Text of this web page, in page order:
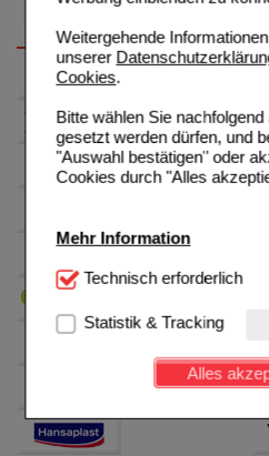
Weitergehende
unserer
Cookies.
Bitte wählen Sie
gesetzt werden dürfen, und
"Auswahl bestätigen" oder
Cookies durch "Alles
Mehr Information
Technisch Notwendig:
Website notwendig sind (z.B.
Kundenkonto), weshalb auf
werden kann.
Einkaufserlebnis noch
beispielsweise für die
Technisch erforderlich
Statistik & Tracking
Alles